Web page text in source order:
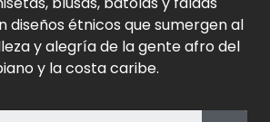
diseños étnicos que sumergen al
y alegría de la gente afro del
y la costa caribe.